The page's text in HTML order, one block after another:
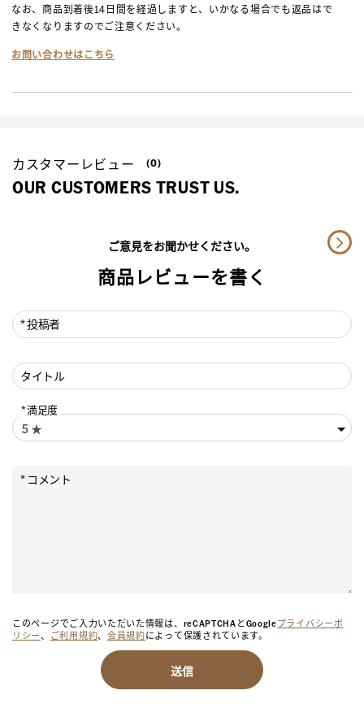
なお、商品到着後14日間を経過しますと、いかなる場合でも返品はで
きなくなりますのでご注意ください。
お問い合わせはこちら
カスタマーレビュー (0)
OUR CUSTOMERS TRUST US.
ご意見をお聞かせください。
商品レビューを書く
投稿者
タイトル
満足度
コメント
このページでご入力いただいた情報は、reCAPTCHAとGoogleプライバシーポ
リシー、 ご利用規約、 会員規約によって保護されています。
送信